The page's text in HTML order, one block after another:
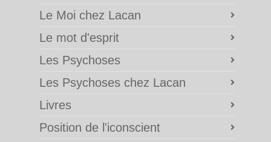
Le Moi chez Lacan
Le mot d'esprit
Les Psychoses
Les Psychoses chez Lacan
Livres
Position de l'iconscient